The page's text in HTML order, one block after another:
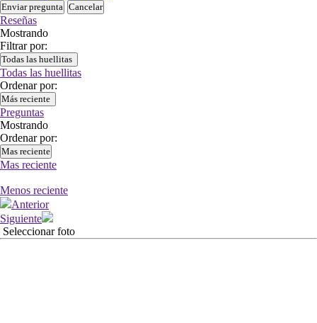
Enviar pregunta Cancelar
Reseñas
Mostrando
Filtrar por:
Todas las huellitas
Todas las huellitas
Ordenar por:
Más reciente
Preguntas
Mostrando
Ordenar por:
Mas reciente
Mas reciente
Menos reciente
Anterior
Siguiente
Seleccionar foto